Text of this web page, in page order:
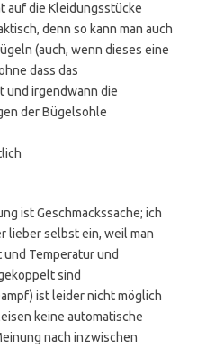
auf die Kleidungsstücke
denn so kann man auch
(auch, wenn dieses eine
dass das
und irgendwann die
der Bügelsohle
ist Geschmackssache; ich
lieber selbst ein, weil man
Temperatur und
sind
ist leider nicht möglich
keine automatische
nach inzwischen